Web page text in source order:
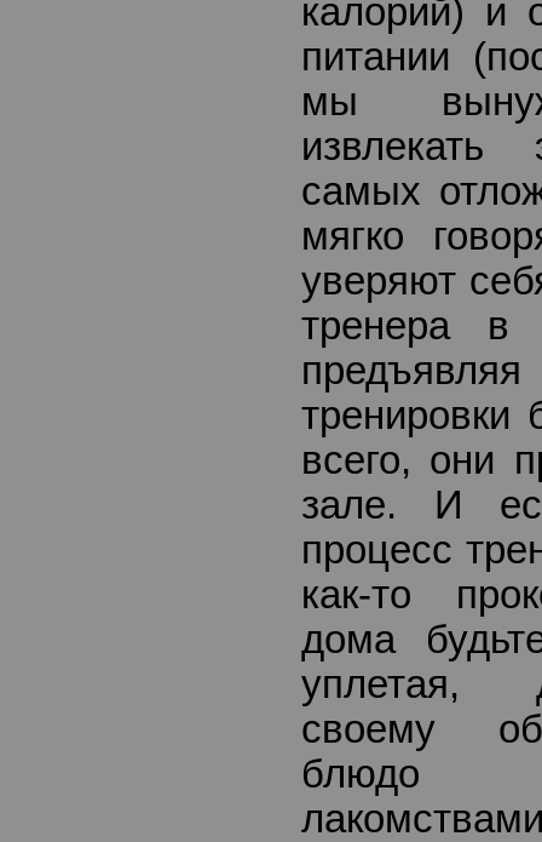
калорий) и
питании
мы
самых
мягко
уверяют
тренера в
тренировки
всего, они
зале. И
процесс
как-то
дома
уплетая,
своему
блюдо